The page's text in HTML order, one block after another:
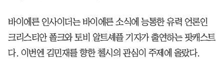
바이에른 인사이더는 바이에른 소식에 능통한 유력 언론인
크리스티안 폴크와 토비 알트셰플 기자가 출연하는 팟캐스트
다. 이번엔 김민재를 향한 첼시의 관심이 주제에 올랐다.